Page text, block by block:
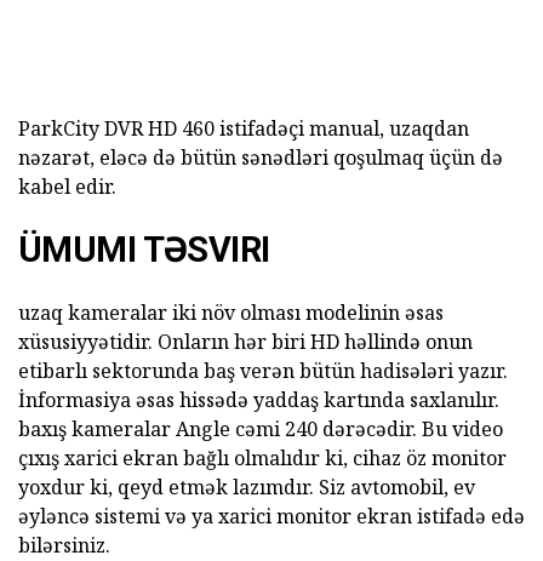
ParkCity DVR HD 460 istifadəçimanual, uzaqdan
nəzarət, eləcə də bütün sənədləri qoşulmaq üçün də
kabel edir.
ÜMUMI TƏSVIRI
uzaq kameralar iki növ olması modelinin əsas
xüsusiyyətidir. Onların hər biri HD həllində onun
etibarlı sektorunda baş verən bütün hadisələri yazır.
İnformasiya əsas hissədə yaddaş kartında saxlanılır.
baxış kameralar Angle cəmi 240 dərəcədir. Bu video
çıxış xarici ekran bağlı olmalıdır ki, cihaz öz monitor
yoxdur ki, qeyd etmək lazımdır. Siz avtomobil, ev
əyləncə sistemi və ya xarici monitor ekran istifadə edə
bilərsiniz.